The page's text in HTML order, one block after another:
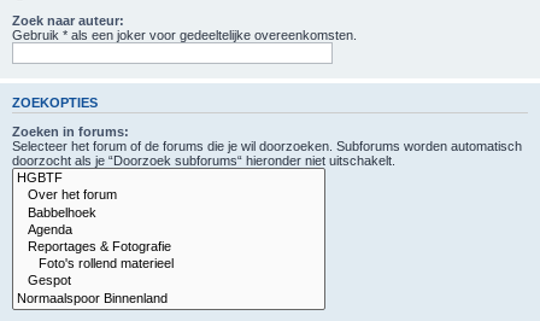
Zoek naar auteur:
Gebruik * als een joker voor gedeeltelijke overeenkomsten.
ZOEKOPTIES
Zoeken in forums:
Selecteer het forum of de forums die je wil doorzoeken. Subforums worden automatisch
doorzocht als je “Doorzoek subforums“ hieronder niet uitschakelt.